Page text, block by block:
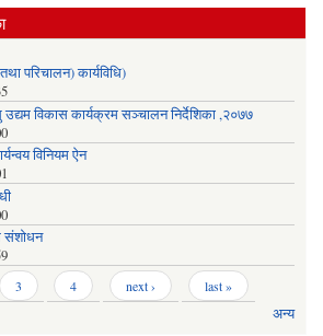
परिचालन) कार्यविधि)
उद्यम विकास कार्यक्रम सञ्चालन निर्देशिका ,२०७७
विनियम ऐन
संशोधन
3 4 next › last »
अन्य